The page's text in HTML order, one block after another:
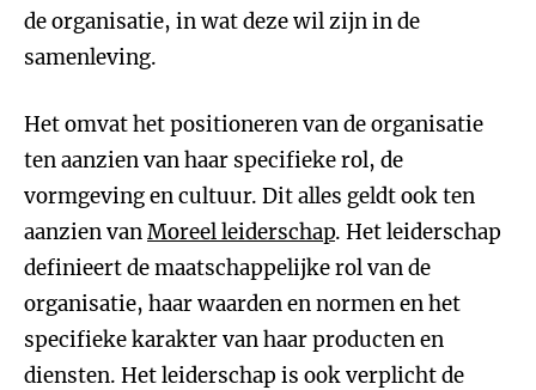
de organisatie, in wat deze wil zijn in de
samenleving.
Het omvat het positioneren van de organisatie
ten aanzien van haar specifieke rol, de
vormgeving en cultuur. Dit alles geldt ook ten
aanzien vanMoreel leiderschap. Het leiderschap
definieert de maatschappelijke rol van de
organisatie, haar waarden en normen en het
specifieke karakter van haar producten en
diensten. Het leiderschap is ook verplicht de